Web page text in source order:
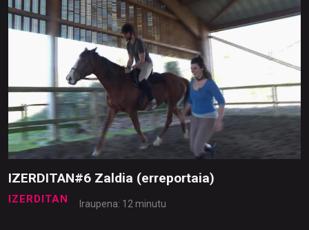
IZERDITAN#6 Zaldia (erreportaia)
IZERDITAN Iraupena: 12 minutu